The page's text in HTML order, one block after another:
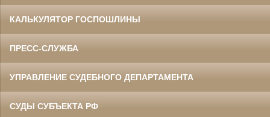
КАЛЬКУЛЯТОР ГОСПОШЛИНЫ
ПРЕСС-СЛУЖБА
УПРАВЛЕНИЕ СУДЕБНОГО ДЕПАРТАМЕНТА
СУДЫ СУБЪЕКТА РФ